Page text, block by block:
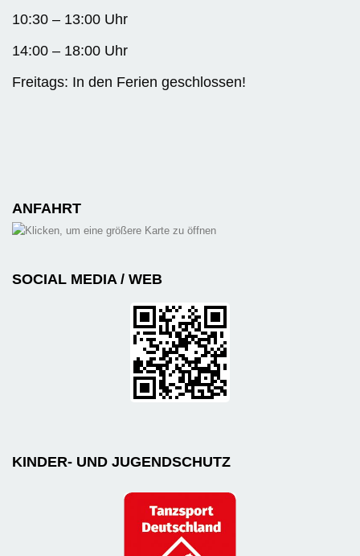
10:30 – 13:00 Uhr
14:00 – 18:00 Uhr
Freitags: In den Ferien geschlossen!
ANFAHRT
SOCIAL MEDIA / WEB
KINDER- UND JUGENDSCHUTZ